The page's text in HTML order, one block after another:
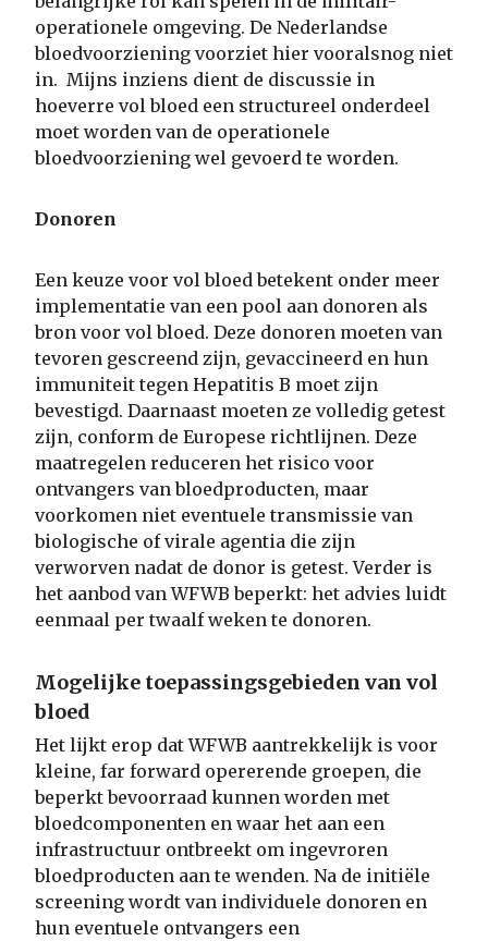
operationele omgeving. De Nederlandse
bloedvoorziening voorziet hier vooralsnog niet
in. Mijns inziens dient de discussie in
hoeverre vol bloed een structureel onderdeel
moet worden van de operationele
bloedvoorziening wel gevoerd te worden.
Donoren
Een keuze voor vol bloed betekent onder meer
implementatie van een pool aan donoren als
bron voor vol bloed. Deze donoren moeten van
tevoren gescreend zijn, gevaccineerd en hun
immuniteit tegen Hepatitis B moet zijn
bevestigd. Daarnaast moeten ze volledig getest
zijn, conform de Europese richtlijnen. Deze
maatregelen reduceren het risico voor
ontvangers van bloedproducten, maar
voorkomen niet eventuele transmissie van
biologische of virale agentia die zijn
verworven nadat de donor is getest. Verder is
het aanbod van WFWB beperkt: het advies luidt
eenmaal per twaalf weken te donoren.
Mogelijke toepassingsgebieden van vol
bloed
Het lijkt erop dat WFWB aantrekkelijk is voor
kleine, far forward opererende groepen, die
beperkt bevoorraad kunnen worden met
bloedcomponenten en waar het aan een
infrastructuur ontbreekt om ingevroren
bloedproducten aan te wenden. Na de initiële
screening wordt van individuele donoren en
hun eventuele ontvangers een